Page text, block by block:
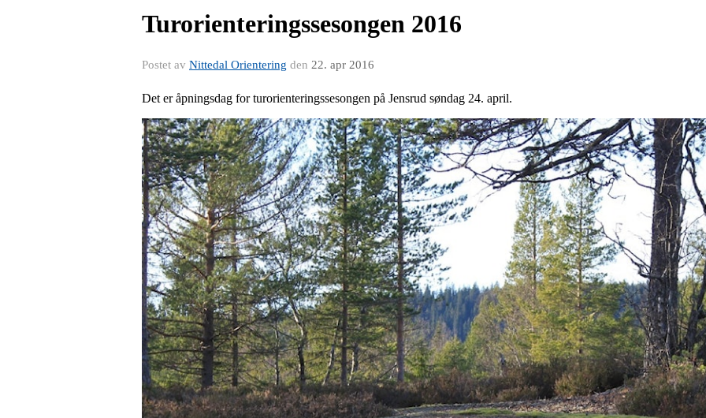
Turorienteringssesongen 2016
Postet av Nittedal Orientering den 22. apr 2016
Det er åpningsdag for turorienteringssesongen på Jensrud søndag 24. april.